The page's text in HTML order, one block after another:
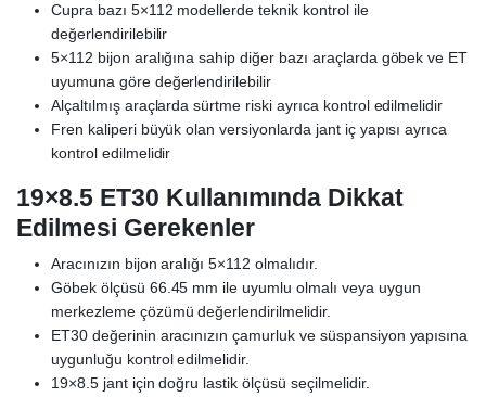
Cupra bazı 5×112 modellerde teknik kontrol ile
değerlendirilebilir
5×112 bijon aralığına sahip diğer bazı araçlarda göbek ve ET
uyumuna göre değerlendirilebilir
Alçaltılmış araçlarda sürtme riski ayrıca kontrol edilmelidir
Fren kaliperi büyük olan versiyonlarda jant iç yapısı ayrıca
kontrol edilmelidir
19×8.5 ET30 Kullanımında Dikkat
Edilmesi Gerekenler
Aracınızın bijon aralığı 5×112 olmalıdır.
Göbek ölçüsü 66.45 mm ile uyumlu olmalı veya uygun
merkezleme çözümü değerlendirilmelidir.
ET30 değerinin aracınızın çamurluk ve süspansiyon yapısına
uygunluğu kontrol edilmelidir.
19×8.5 jant için doğru lastik ölçüsü seçilmelidir.